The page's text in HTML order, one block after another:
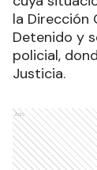
la Dirección
Detenido y
policial,
Justicia.
Ads